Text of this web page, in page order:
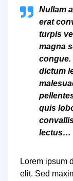
Nullam
erat
turpis
magna
congue.
dictum
quis
lectus…
Lorem ipsum
elit. Sed